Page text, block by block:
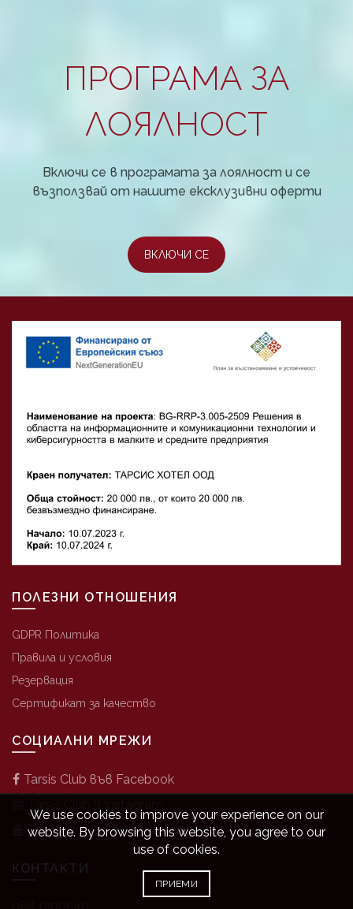
ПРОГРАМА ЗА
ЛОЯЛНОСТ
Включи се в програмата за лоялност и се
възползвай от нашите ексклузивни оферти
ВКЛЮЧИ СЕ
ПОЛЕЗНИ ОТНОШЕНИЯ
GDPR Политика
Правила и условия
Резервация
Сертификат за качество
СОЦИАЛНИ МРЕЖИ
Tarsis Club във Facebook
Tarsis Club & Spa в YouTube
КОНТАКТИ
We use cookies to improve your experience on our
website. By browsing this website, you agree to our
use of cookies.
ПРИЕМИ